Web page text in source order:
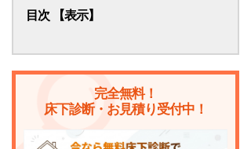
目次
シロアリの予防・駆除には検討すべき
「時期」がある
木造だけじゃない！ 鉄筋コンクリー
完全無料！
床下診断・お見積り受付中！